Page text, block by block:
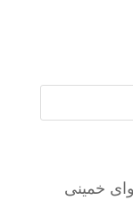
خمینی